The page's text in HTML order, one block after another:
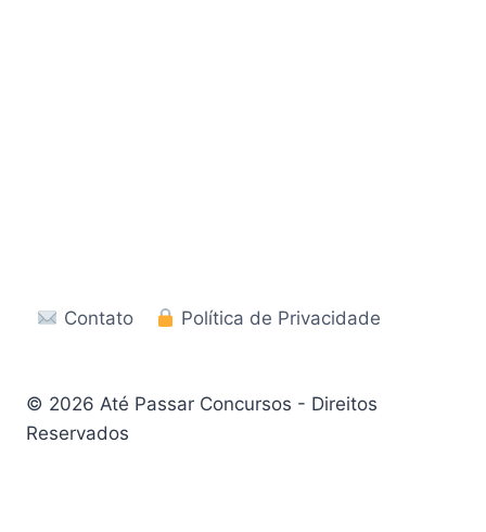
Contato Política de Privacidade
© 2026 Até Passar Concursos - Direitos
Reservados